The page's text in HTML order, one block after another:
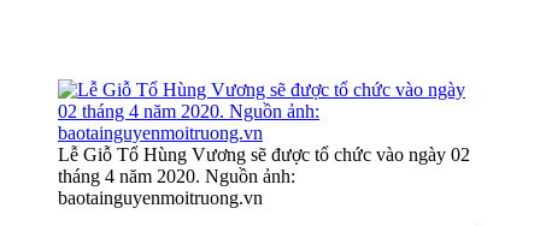
Lễ Giỗ Tổ Hùng Vương sẽ được tổ chức vào ngày 02
tháng 4 năm 2020. Nguồn ảnh:
baotainguyenmoitruong.vn